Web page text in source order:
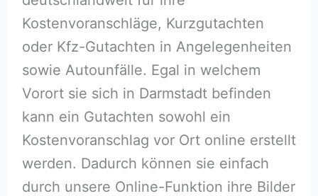
Kostenvoranschläge, Kurzgutachten
oder Kfz-Gutachten in Angelegenheiten
sowie Autounfälle. Egal in welchem
Vorort sie sich in Darmstadt befinden
kann ein Gutachten sowohl ein
Kostenvoranschlag vor Ort online erstellt
werden. Dadurch können sie einfach
durch unsere Online-Funktion ihre Bilder